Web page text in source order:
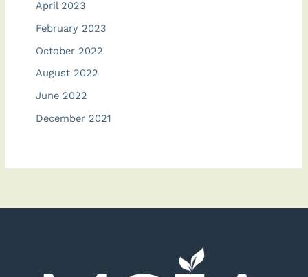
April 2023
February 2023
October 2022
August 2022
June 2022
December 2021